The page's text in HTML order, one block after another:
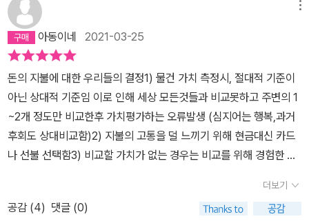
아동이네 2021-03-25
돈의 지불에 대한 우리들의 결정1) 물건 가치 측정시, 절대적 기준이
아닌 상대적 기준임 이로 인해 세상 모든것들과 비교못하고 주변의 1
~2개 정도만 비교한후 가치평가하는 오류발생 (심지어는 행복,과거
후회도 상대비교함)2) 지불의 고통을 덜 느끼기 위해 현금대신 카드
나 선불 선택함3) 비교할 가치가 없는 경우는 비교를 위해 경험한 적
치는 주관적이고 오류많고 자기기만4) 소유한것의 가치를 과대 평가
함(소유효과) 이는 매몰 비용을 과대해석하기 때문임 (자신이 영원히
더보기
공감 (4) 댓글 (0)